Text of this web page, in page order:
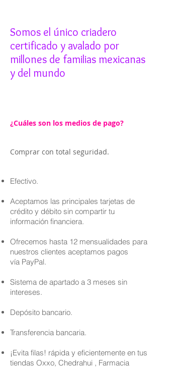
Somos el único criadero
certificado y avalado por
millones de familias mexicanas
y del mundo
¿Cuáles son los medios de pago?
Comprar con total seguridad.
Efectivo.
Aceptamos las principales tarjetas de
crédito y débito sin compartir tu
información financiera.
Ofrecemos hasta 12 mensualidades para
nuestros clientes aceptamos pagos
vía PayPal.
Sistema de apartado a 3 meses sin
intereses.
Depósito bancario.
Transferencia bancaria.
¡Evita filas! rápida y eficientemente en tus
tiendas Oxxo, Chedrahui , Farmacia